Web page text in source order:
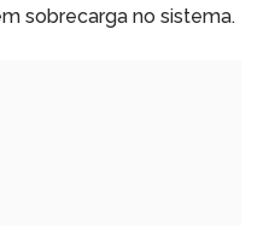
sobrecarga no sistema.